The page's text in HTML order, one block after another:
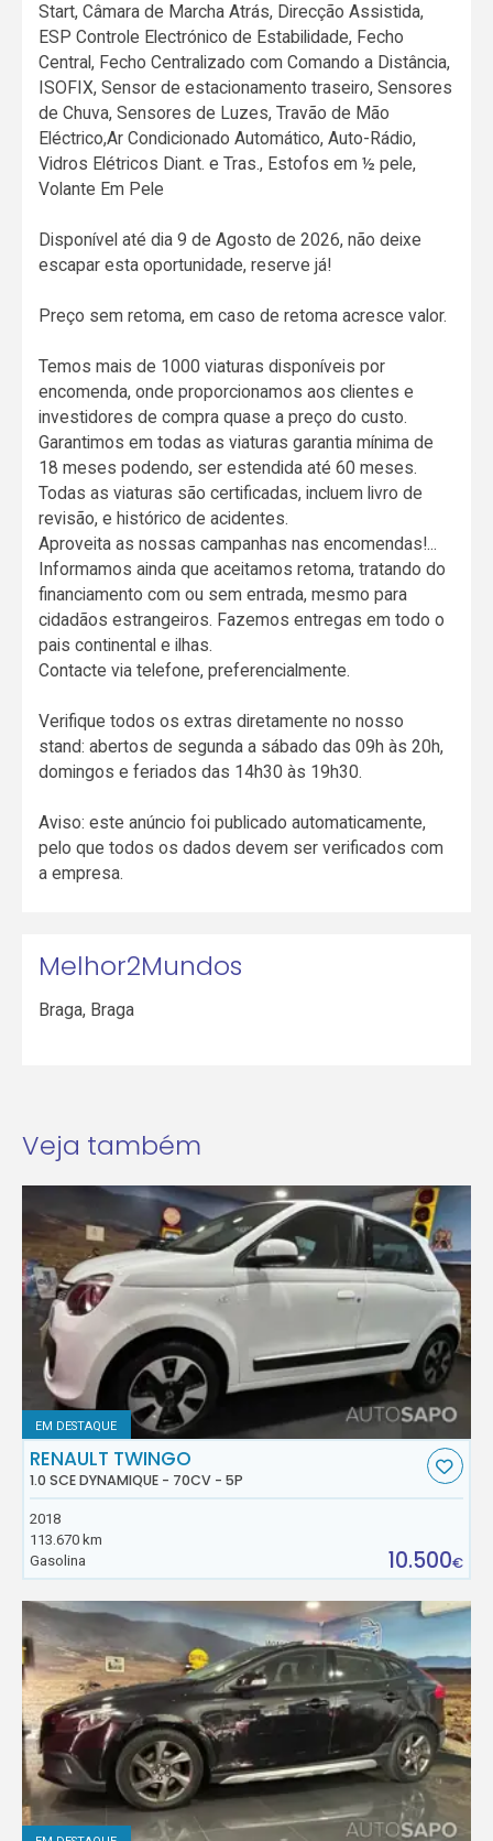
Start, Câmara de Marcha Atrás, Direcção Assistida,
ESP Controle Electrónico de Estabilidade, Fecho
Central, Fecho Centralizado com Comando a Distância,
ISOFIX, Sensor de estacionamento traseiro, Sensores
de Chuva, Sensores de Luzes, Travão de Mão
Eléctrico,Ar Condicionado Automático, Auto-Rádio,
Vidros Elétricos Diant. e Tras., Estofos em ½ pele,
Volante Em Pele
Disponível até dia 9 de Agosto de 2026, não deixe
escapar esta oportunidade, reserve já!
Preço sem retoma, em caso de retoma acresce valor.
Temos mais de 1000 viaturas disponíveis por
encomenda, onde proporcionamos aos clientes e
investidores de compra quase a preço do custo.
Garantimos em todas as viaturas garantia mínima de
18 meses podendo, ser estendida até 60 meses.
Todas as viaturas são certificadas, incluem livro de
revisão, e histórico de acidentes.
Aproveita as nossas campanhas nas encomendas!...
Informamos ainda que aceitamos retoma, tratando do
financiamento com ou sem entrada, mesmo para
cidadãos estrangeiros. Fazemos entregas em todo o
pais continental e ilhas.
Contacte via telefone, preferencialmente.
Verifique todos os extras diretamente no nosso
stand: abertos de segunda a sábado das 09h às 20h,
domingos e feriados das 14h30 às 19h30.
Aviso: este anúncio foi publicado automaticamente,
pelo que todos os dados devem ser verificados com
a empresa.
Melhor2Mundos
Braga, Braga
Veja também
EM DESTAQUE
RENAULT TWINGO
1.0 SCE DYNAMIQUE - 70CV - 5P
2018
113.670 km
Gasolina
10.500€